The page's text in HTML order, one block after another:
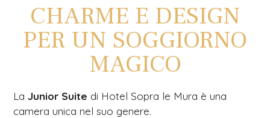
CHARME E DESIGN
PER UN SOGGIORNO
MAGICO
La Junior Suite di Hotel Sopra le Mura è una
camera unica nel suo genere.